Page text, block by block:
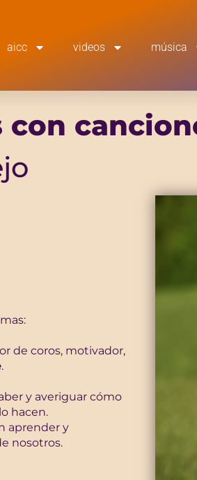
aicc videos música
de coros, motivador,
.
y averiguar cómo
hacen.
aprender y
nosotros.